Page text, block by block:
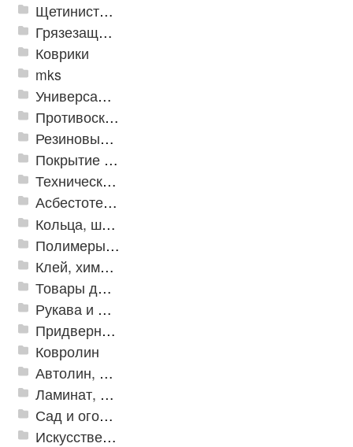
Щетинистые покрытия
Грязезащитные, влаговпитывающие покрытия
Коврики
mks
Универсальные модульные покрытия
Противоскользящая защита для лестниц, профили, ленты
Резиновые и ПВХ дорожки
Покрытие из резиновой крошки
Техническая резина
Асбестотехнические и теплоизоляционные материалы
Кольца, шайбы, манжеты
Полимеры и пластики
Клей, химия, сопутствующие товары
Товары для дома
Рукава и шланги промышленные
Придверные решетки
Ковролин
Автолин, Транслин, Линолеум
Ламинат, Кварцвиниловая плитка SPC
Сад и огород
Искусственная трава